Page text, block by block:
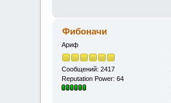
Фибоначи
Ариф
Сообщений: 2417
Reputation Power: 64